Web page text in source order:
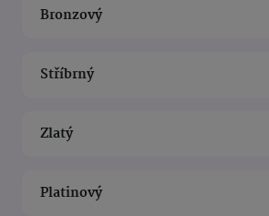
Bronzový
Stříbrný
Zlatý
Platinový